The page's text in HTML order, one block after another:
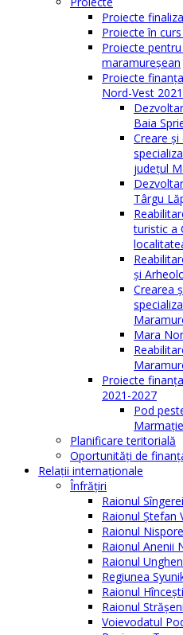
Proiecte
Proiecte în
Proiecte
maramureşean
Proiecte
Nord-Vest
Baia
Creare
județul
Târgu
turistic a
și
Crearea
Mara
Proiecte
2021-2027
Pod
Planificare teritorială
Oportunităţi de
Relaţii internaţionale
Înfrăţiri
Raionul
Raionul Ștefan
Raionul
Raionul Anenii
Raionul
Regiunea
Raionul
Raionul
Voievodatul